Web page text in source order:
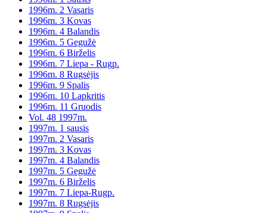
1996m. 2 Vasaris
1996m. 3 Kovas
1996m. 4 Balandis
1996m. 5 Gegužė
1996m. 6 Birželis
1996m. 7 Liepa - Rugp.
1996m. 8 Rugsėjis
1996m. 9 Spalis
1996m. 10 Lapkritis
1996m. 11 Gruodis
Vol. 48 1997m.
1997m. 1 sausis
1997m. 2 Vasaris
1997m. 3 Kovas
1997m. 4 Balandis
1997m. 5 Gegužė
1997m. 6 Birželis
1997m. 7 Liepa-Rugp.
1997m. 8 Rugsėjis